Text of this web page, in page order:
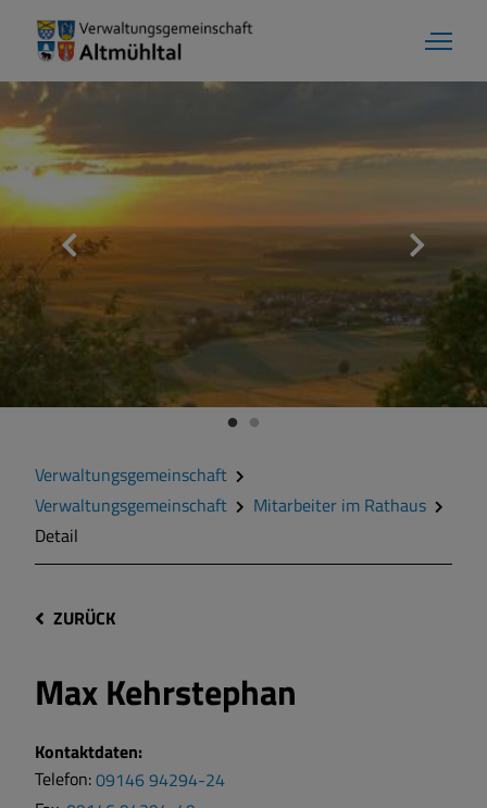
Verwaltungsgemeinschaft
Verwaltungsgemeinschaft
Mitarbeiter im Rathaus
Detail
ZURÜCK
Max Kehrstephan
Kontaktdaten:
Telefon:09146 94294-24